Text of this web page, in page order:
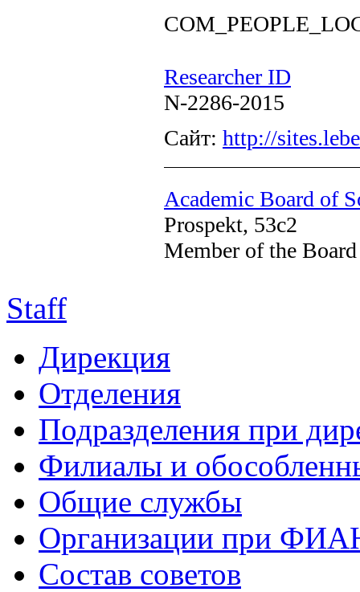
Researcher ID
N-2286-2015
Сайт: http://
Academic Board of
Prospekt, 53c2
Member of the Board
Staff
Дирекция
Отделения
Подразделения при
Филиалы и
Общие службы
Организации при
Состав советов